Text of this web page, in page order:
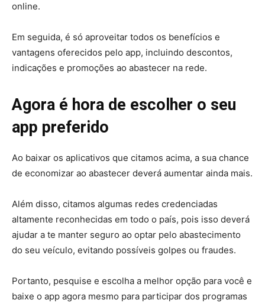
online.
Em seguida, é só aproveitar todos os benefícios e
vantagens oferecidos pelo app, incluindo descontos,
indicações e promoções ao abastecer na rede.
Agora é hora de escolher o seu
app preferido
Ao baixar os aplicativos que citamos acima, a sua chance
de economizar ao abastecer deverá aumentar ainda mais.
Além disso, citamos algumas redes credenciadas
altamente reconhecidas em todo o país, pois isso deverá
ajudar a te manter seguro ao optar pelo abastecimento
do seu veículo, evitando possíveis golpes ou fraudes.
Portanto, pesquise e escolha a melhor opção para você e
baixe o app agora mesmo para participar dos programas